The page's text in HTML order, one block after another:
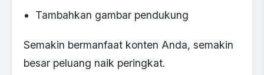
Tambahkan gambar pendukung
Semakin bermanfaat konten Anda, semakin
besar peluang naik peringkat.